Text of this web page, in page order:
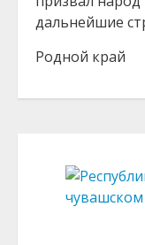
дальнейшие
Родной край